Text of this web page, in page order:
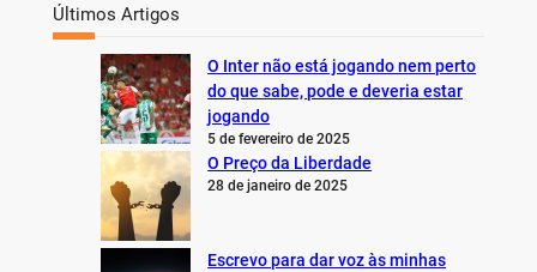
Últimos Artigos
O Inter não está jogando nem perto
do que sabe, pode e deveria estar
jogando
5 de fevereiro de 2025
O Preço da Liberdade
28 de janeiro de 2025
Escrevo para dar voz às minhas